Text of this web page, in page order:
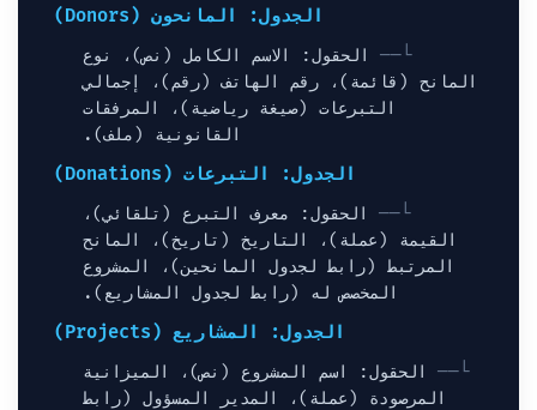
الجدول: المانحون (Donors)
الحقول: الاسم الكامل (نص)، نوع
المانح (قائمة)، رقم الهاتف (رقم)، إجمالي
التبرعات (صيغة رياضية)، المرفقات
القانونية (ملف).
الجدول: التبرعات (Donations)
الحقول: معرف التبرع (تلقائي)،
القيمة (عملة)، التاريخ (تاريخ)، المانح
المرتبط (رابط لجدول المانحين)، المشروع
المخصص له (رابط لجدول المشاريع).
الجدول: المشاريع (Projects)
الحقول: اسم المشروع (نص)، الميزانية
المرصودة (عملة)، المدير المسؤول (رابط